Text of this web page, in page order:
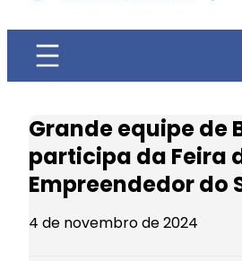
Grande equipe de
participa da Feira
Empreendedor do
4 de novembro de 2024